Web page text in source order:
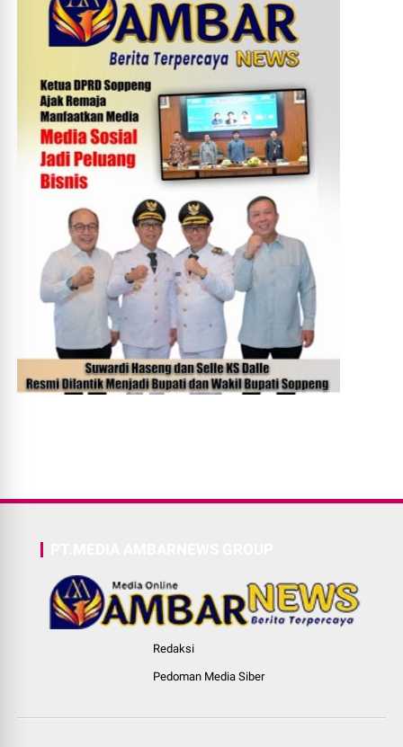
Redaksi
Pedoman Media Siber